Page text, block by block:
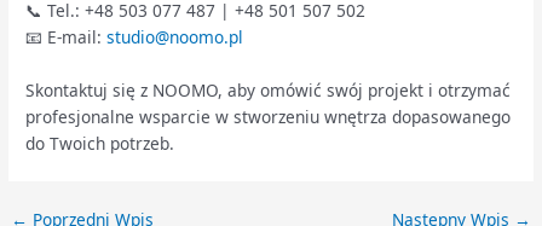
📞 Tel.: +48 503 077 487 | +48 501 507 502
📧 E-mail:studio@noomo.pl
Skontaktuj się z NOOMO, aby omówić swój projekt i otrzymać
profesjonalne wsparcie w stworzeniu wnętrza dopasowanego
do Twoich potrzeb.
← Poprzedni Wpis Następny Wpis →